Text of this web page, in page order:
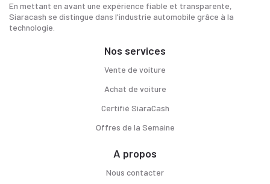
En mettant en avant une expérience fiable et transparente,
Siaracash se distingue dans l'industrie automobile grâce à la
technologie.
Nos services
Vente de voiture
Achat de voiture
Certifié SiaraCash
Offres de la Semaine
A propos
Nous contacter